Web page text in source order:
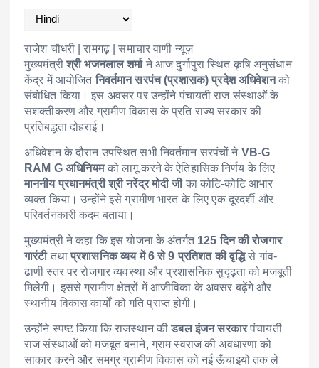
राजेश चौधरी | रामगढ़ | समाचार वाणी न्यूज़
मुख्यमंत्रीश्री भजनलाल शर्माने आज दुर्गापुरा स्थित कृषि अनुसंधान
केंद्र में आयोजितनिवर्तमान सरपंच (प्रशासक) प्रदेश अधिवेशनको
संबोधित किया। इस अवसर पर उन्होंने पंचायती राज संस्थाओं के
सशक्तीकरण और ग्रामीण विकास के प्रति राज्य सरकार की
प्रतिबद्धता दोहराई।
अधिवेशन के दौरान उपस्थित सभी निवर्तमान सरपंचों ने VB-G
RAM G अधिनियमको लागू करने के ऐतिहासिक निर्णय के लिए
माननीय प्रधानमंत्री श्री नरेंद्र मोदी जीका कोटि-कोटि आभार
व्यक्त किया। उन्होंने इसे ग्रामीण भारत के लिए एक दूरदर्शी और
परिवर्तनकारी कदम बताया।
मुख्यमंत्री ने कहा कि इस योजना के अंतर्गत 125 दिन की रोजगार
गारंटीतथाप्रशासनिक व्यय में 6 से 9 प्रतिशत की वृद्धिसे गांव-
ढाणी स्तर पर रोजगार व्यवस्था और प्रशासनिक सुदृढ़ता को मजबूती
मिलेगी। इससे ग्रामीण क्षेत्रों में आजीविका के अवसर बढ़ेंगे और
स्थानीय विकास कार्यों को गति प्राप्त होगी।
उन्होंने स्पष्ट किया कि राजस्थान कीडबल इंजन सरकारपंचायती
राज संस्थाओं को मजबूत बनाने, ग्राम स्वराज की अवधारणा को
साकार करने और समग्र ग्रामीण विकास को नई ऊँचाइयों तक ले